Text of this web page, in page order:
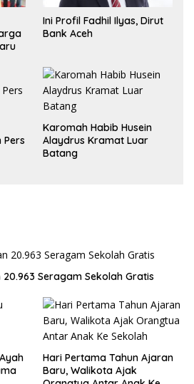
Ini Profil Fadhil Ilyas, Dirut
Bank Aceh
Pers
Karomah Habib Husein
Alaydrus Kramat Luar
Batang
Seragam Sekolah Gratis
Hari Pertama Tahun Ajaran
Baru, Walikota Ajak